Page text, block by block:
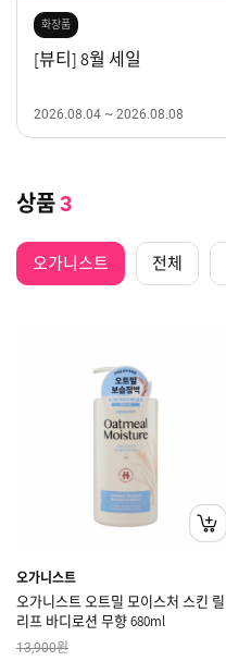
화장품
[뷰티] 8월 세일
2026.08.04 ~ 2026.08.08
상품3
오가니스트 전체
오가니스트
오가니스트 오트밀 모이스처 스킨 릴
리프 바디로션 무향 680ml
13,900원